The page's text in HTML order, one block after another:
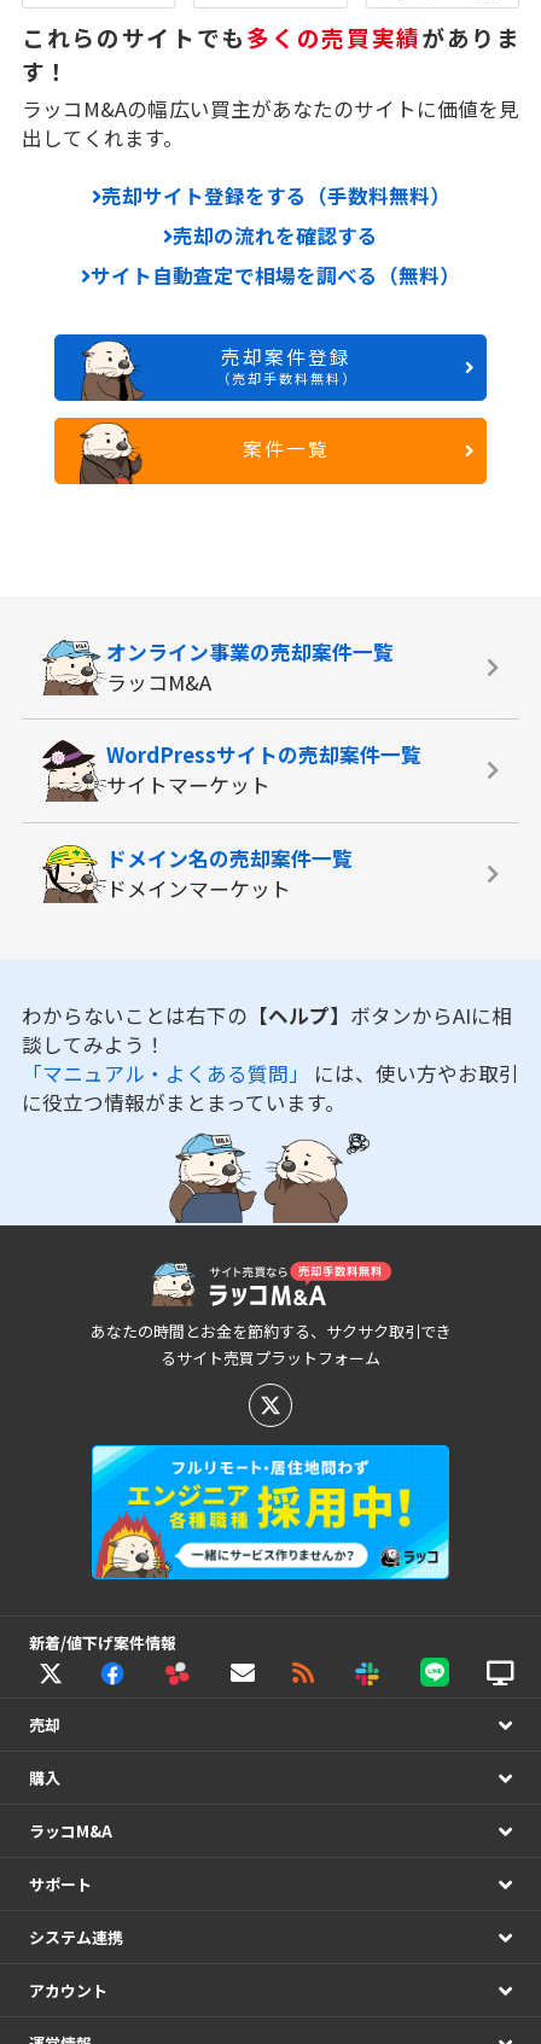
これらのサイトでも多くの売買実績がありま
す！
ラッコM&Aの幅広い買主があなたのサイトに価値を見
出してくれます。
売却サイト登録をする（手数料無料）
売却の流れを確認する
サイト自動査定で相場を調べる（無料）
売却案件登録
（売却手数料無料）
案件一覧
オンライン事業の売却案件一覧
ラッコM&A
WordPressサイトの売却案件一覧
サイトマーケット
ドメイン名の売却案件一覧
ドメインマーケット
わからないことは右下の 【ヘルプ】 ボタンからAIに相
談してみよう！
「マニュアル・よくある質問」 には、使い方やお取引
に役立つ情報がまとまっています。
あなたの時間とお金を節約する、サクサク取引でき
るサイト売買プラットフォーム
新着/値下げ案件情報
売却
購入
ラッコM&A
サポート
システム連携
アカウント